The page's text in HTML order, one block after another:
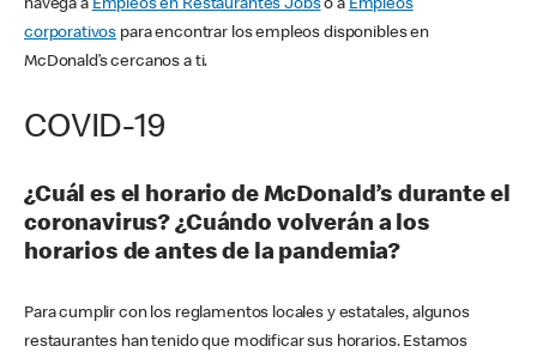
navega a Empleos en Restaurantes Jobso a Empleos
corporativos para encontrar los empleos disponibles en
McDonald’s cercanos a ti.
COVID-19
¿Cuál es el horario de McDonald’s durante el
coronavirus? ¿Cuándo volverán a los
horarios de antes de la pandemia?
Para cumplir con los reglamentos locales y estatales, algunos
restaurantes han tenido que modificar sus horarios. Estamos